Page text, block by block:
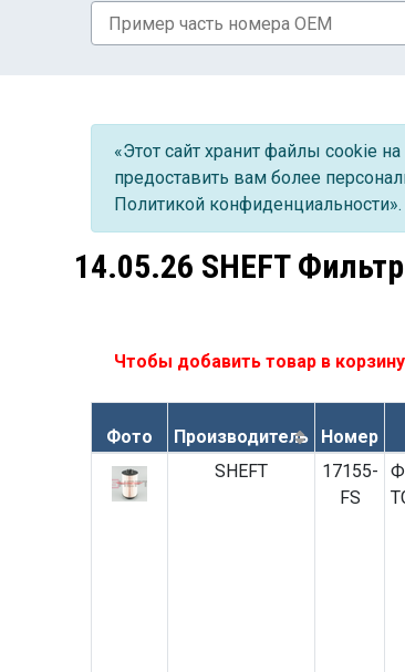
«Этот сайт хранит файлы cookie
предоставить вам более
Политикой конфиденциальности».
14.05.26 SHEFT
Чтобы добавить товар в корзину
Фото Производитель Номер
SHEFT
17155-
FS